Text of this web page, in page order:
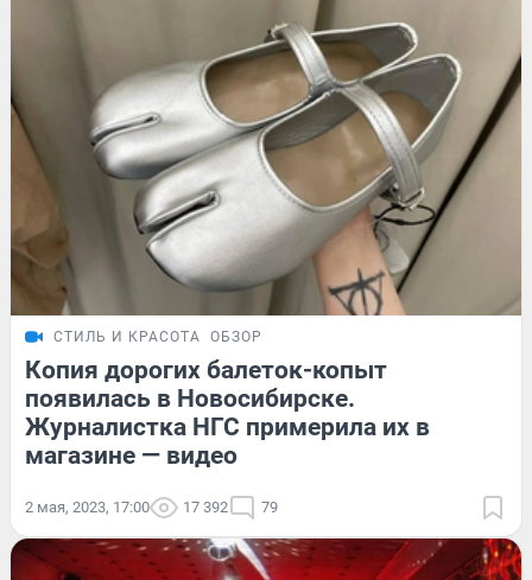
СТИЛЬ И КРАСОТА ОБЗОР
Копия дорогих балеток-копыт
появилась в Новосибирске.
Журналистка НГС примерила их в
магазине — видео
2 мая, 2023, 17:00 17 392 79